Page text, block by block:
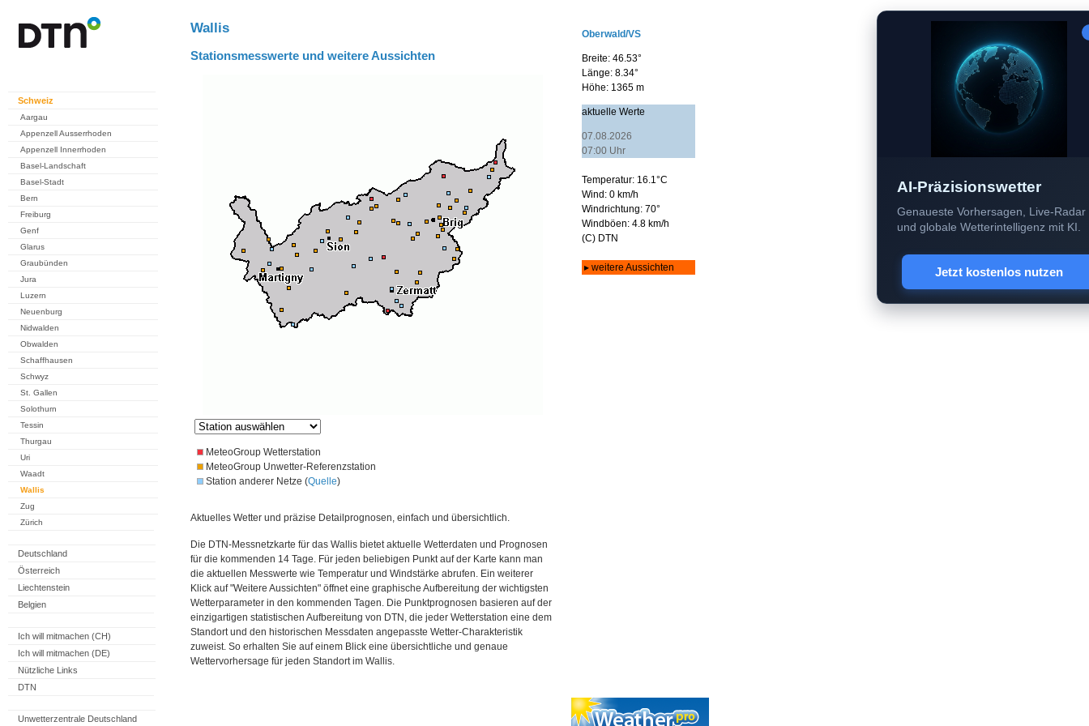
Schweiz
Aargau
Appenzell Ausserrhoden
Appenzell Innerrhoden
Basel-Landschaft
Basel-Stadt
Bern
Freiburg
Genf
Glarus
Graubünden
Jura
Luzern
Neuenburg
Nidwalden
Obwalden
Schaffhausen
Schwyz
St. Gallen
Solothurn
Tessin
Thurgau
Uri
Waadt
Wallis
Zug
Zürich
Deutschland
Österreich
Liechtenstein
Belgien
Ich will mitmachen (CH)
Ich will mitmachen (DE)
Nützliche Links
DTN
Unwetterzentrale Deutschland
Wallis
Stationsmesswerte und weitere Aussichten
MeteoGroup Wetterstation
MeteoGroup Unwetter-Referenzstation
Station anderer Netze (Quelle)
Aktuelles Wetter und präzise Detailprognosen, einfach und übersichtlich.
Die DTN-Messnetzkarte für das Wallis bietet aktuelle Wetterdaten und Prognosen
für die kommenden 14 Tage. Für jeden beliebigen Punkt auf der Karte kann man
die aktuellen Messwerte wie Temperatur und Windstärke abrufen. Ein weiterer
Klick auf "Weitere Aussichten" öffnet eine graphische Aufbereitung der wichtigsten
Wetterparameter in den kommenden Tagen. Die Punktprognosen basieren auf der
einzigartigen statistischen Aufbereitung von DTN, die jeder Wetterstation eine dem
Standort und den historischen Messdaten angepasste Wetter-Charakteristik
zuweist. So erhalten Sie auf einem Blick eine übersichtliche und genaue
Wettervorhersage für jeden Standort im Wallis.
AI-Präzisionswetter
Genaueste Vorhersagen, Live-Radar
und globale Wetterintelligenz mit KI.
Jetzt kostenlos nutzen